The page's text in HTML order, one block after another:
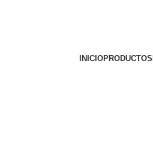
INICIOPRODUCTOS